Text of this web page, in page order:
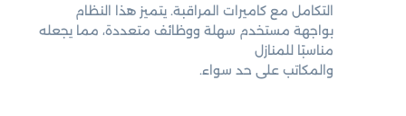
التكامل مع كاميرات المراقبة. يتميز هذا النظام
بواجهة مستخدم سهلة ووظائف متعددة، مما يجعله
مناسبًا للمنازل
والمكاتب على حد سواء.